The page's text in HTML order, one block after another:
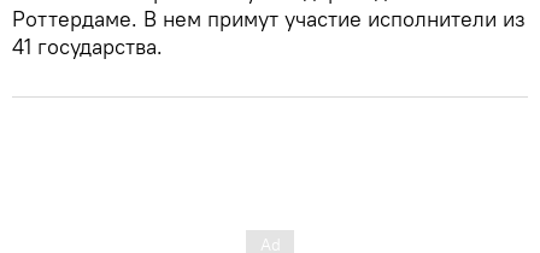
Роттердаме. В нем примут участие исполнители из
41 государства.